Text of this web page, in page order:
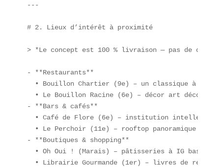
---
# 2. Lieux d’intérêt à proximité
> *Le concept est 100 % livraison — pas de
- **Restaurants**
• Bouillon Chartier (9e) – un classique à
  • Le Bouillon Racine (6e) – décor art déco
- **Bars & cafés**
• Café de Flore (6e) – institution
  • Le Perchoir (11e) – rooftop panoramique
- **Boutiques & shopping**
  • Oh Oui ! (Marais) – pâtisseries à IG bas
• Librairie Gourmande (1er) – livres de